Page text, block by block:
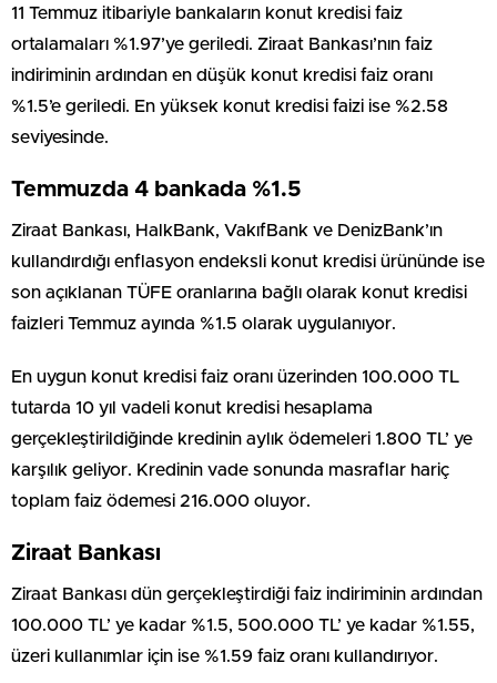
11 Temmuz itibariyle bankaların konut kredisi faiz
ortalamaları %1.97’ye geriledi. Ziraat Bankası’nın faiz
indiriminin ardından en düşük konut kredisi faiz oranı
%1.5’e geriledi. En yüksek konut kredisi faizi ise %2.58
seviyesinde.
Temmuzda 4 bankada %1.5
Ziraat Bankası, HalkBank, VakıfBank ve DenizBank’ın
kullandırdığı enflasyon endeksli konut kredisi ürününde ise
son açıklanan TÜFE oranlarına bağlı olarak konut kredisi
faizleri Temmuz ayında %1.5 olarak uygulanıyor.
En uygun konut kredisi faiz oranı üzerinden 100.000 TL
tutarda 10 yıl vadeli konut kredisi hesaplama
gerçekleştirildiğinde kredinin aylık ödemeleri 1.800 TL’ ye
karşılık geliyor. Kredinin vade sonunda masraflar hariç
toplam faiz ödemesi 216.000 oluyor.
Ziraat Bankası
Ziraat Bankası dün gerçekleştirdiği faiz indiriminin ardından
100.000 TL’ ye kadar %1.5, 500.000 TL’ ye kadar %1.55,
üzeri kullanımlar için ise %1.59 faiz oranı kullandırıyor.